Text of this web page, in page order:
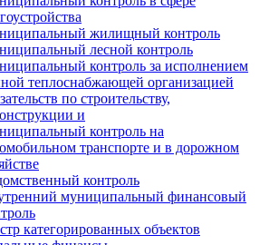
жилищный контроль
лесной контроль
контроль за исполнением
теплоснабжающей организацией
по строительству,
и
контроль на
транспорте и в дорожном
контроль
муниципальный финансовый
категорированных объектов